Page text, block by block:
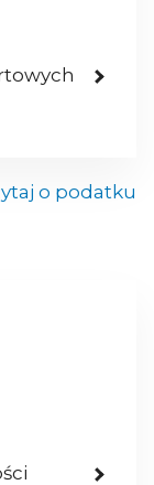
o podatku